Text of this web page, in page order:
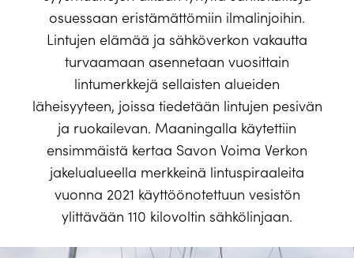
osuessaan eristämättömiin ilmalinjoihin.
Lintujen elämää ja sähköverkon vakautta
turvaamaan asennetaan vuosittain
lintumerkkejä sellaisten alueiden
läheisyyteen, joissa tiedetään lintujen pesivän
ja ruokailevan. Maaningalla käytettiin
ensimmäistä kertaa Savon Voima Verkon
jakelualueella merkkeinä lintuspiraaleita
vuonna 2021 käyttöönotettuun vesistön
ylittävään 110 kilovoltin sähkölinjaan.